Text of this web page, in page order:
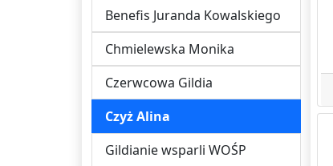
Benefis Juranda Kowalskiego
Chmielewska Monika
Czerwcowa Gildia
Czyż Alina
Gildianie wsparli WOŚP